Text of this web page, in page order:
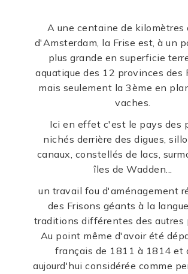
A une centaine de kilomètres
d'Amsterdam, la Frise est, à un
plus grande en superficie
aquatique des 12 provinces des
mais seulement la 3ème en
vaches.
Ici en effet c'est le pays des
nichés derrière des digues,
canaux, constellés de lacs,
îles de Wadden...
un travail fou d'aménagement
des Frisons géants à la
traditions différentes des autres
Au point même d'avoir été
français de 1811 à 1814 et
aujourd'hui considérée comme